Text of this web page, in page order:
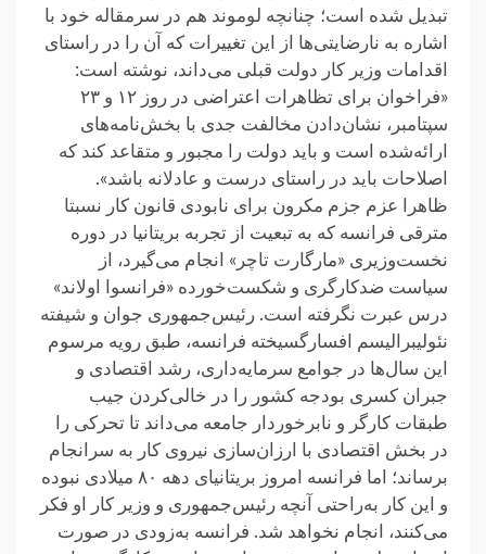
تبدیل شده است؛ چنانچه لوموند هم در سرمقاله خود با
اشاره به نارضایتی‌ها از این تغییرات که آن را در راستای
اقدامات وزیر کار دولت قبلی می‌داند، نوشته است:
«فراخوان برای تظاهرات اعتراضی در روز ١٢ و ٢٣
سپتامبر، نشان‌دادن مخالفت جدی با بخش‌نامه‌های
ارائه‌شده است و باید دولت را مجبور و متقاعد کند که
اصلاحات باید در راستای درست و عادلانه باشد».
ظاهرا عزم جزم مکرون برای نابودی قانون کار نسبتا
مترقی فرانسه که به تبعیت از تجربه بریتانیا در دوره
نخست‌وزیری «مارگارت تاچر» انجام می‌گیرد، از
سیاست ضدکارگری و شکست‌خورده «فرانسوا اولاند»
درس عبرت نگرفته است. رئیس‌جمهوری جوان و شیفته
نئولیبرالیسم افسارگسیخته فرانسه، طبق رویه مرسوم
این سال‌ها در جوامع سرمایه‌داری، رشد اقتصادی و
جبران کسری بودجه کشور را در خالی‌کردن جیب
طبقات کارگر و نابرخوردار جامعه می‌داند تا تحرکی را
در بخش اقتصادی با ارزان‌سازی نیروی کار به سرانجام
برساند؛ اما فرانسه امروز بریتانیای دهه ٨٠ میلادی نبوده
و این کار به‌راحتی آنچه رئیس‌جمهوری و وزیر کار او فکر
می‌کنند، انجام نخواهد شد. فرانسه به‌زودی در صورت